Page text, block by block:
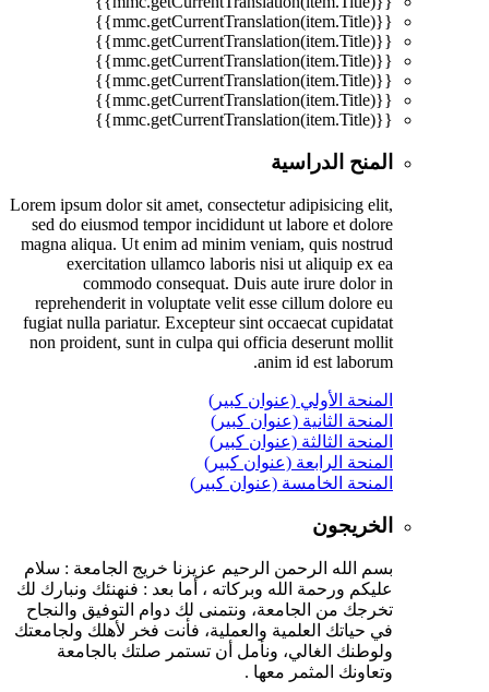
{{mmc.getCurrentTranslation(item.Title)}}
{{mmc.getCurrentTranslation(item.Title)}}
{{mmc.getCurrentTranslation(item.Title)}}
{{mmc.getCurrentTranslation(item.Title)}}
{{mmc.getCurrentTranslation(item.Title)}}
{{mmc.getCurrentTranslation(item.Title)}}
المنح الدراسية
Lorem ipsum dolor sit amet, consectetur adipisicing elit,
sed do eiusmod tempor incididunt ut labore et dolore
magna aliqua. Ut enim ad minim veniam, quis nostrud
exercitation ullamco laboris nisi ut aliquip ex ea
commodo consequat. Duis aute irure dolor in
reprehenderit in voluptate velit esse cillum dolore eu
fugiat nulla pariatur. Excepteur sint occaecat cupidatat
non proident, sunt in culpa qui officia deserunt mollit
anim id est laborum.
المنحة الأولي (عنوان كبير)
المنحة الثانية (عنوان كبير)
المنحة الثالثة (عنوان كبير)
المنحة الرابعة (عنوان كبير)
المنحة الخامسة (عنوان كبير)
الخريجون
بسم الله الرحمن الرحيم عزيزنا خريج الجامعة : سلام
عليكم ورحمة الله وبركاته ، أما بعد : فنهنئك ونبارك لك
تخرجك من الجامعة، ونتمنى لك دوام التوفيق والنجاح
في حياتك العلمية والعملية، فأنت فخر لأهلك ولجامعتك
ولوطنك الغالي، ونأمل أن تستمر صلتك بالجامعة
وتعاونك المثمر معها .